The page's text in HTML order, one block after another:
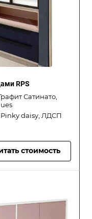
RPS
Сатинато,
daisy, ЛДСП
стоимость